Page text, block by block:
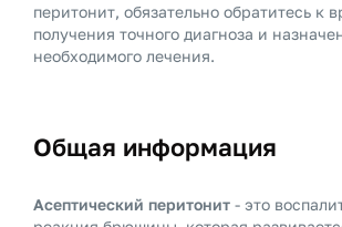
перитонит, обязательно обратитесь к
получения точного диагноза и
необходимого лечения.
Общая информация
Асептический перитонит - это